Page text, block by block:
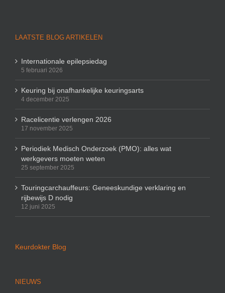
LAATSTE BLOG ARTIKELEN
Internationale epilepsiedag
5 februari 2026
Keuring bij onafhankelijke keuringsarts
4 december 2025
Racelicentie verlengen 2026
17 november 2025
Periodiek Medisch Onderzoek (PMO): alles wat
werkgevers moeten weten
25 september 2025
Touringcarchauffeurs: Geneeskundige verklaring en
rijbewijs D nodig
12 juni 2025
Keurdokter Blog
NIEUWS